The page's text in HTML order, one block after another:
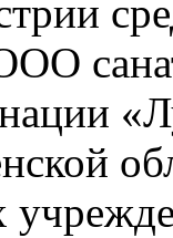
ООО